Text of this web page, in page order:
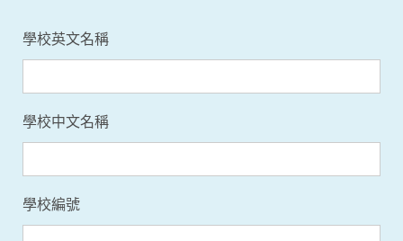
學校英文名稱
學校中文名稱
學校編號